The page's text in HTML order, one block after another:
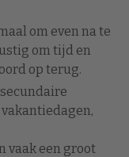
om even na te
om tijd en
op terug.
secundaire
vaak een groot